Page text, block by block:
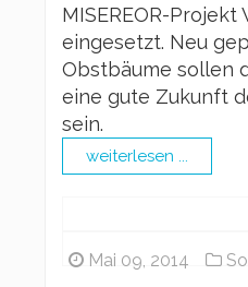
MISEREOR-
eingesetzt. Neu
Obstbäume sollen
eine gute Zukunft
sein.
weiterlesen ...
Mai 09, 2014